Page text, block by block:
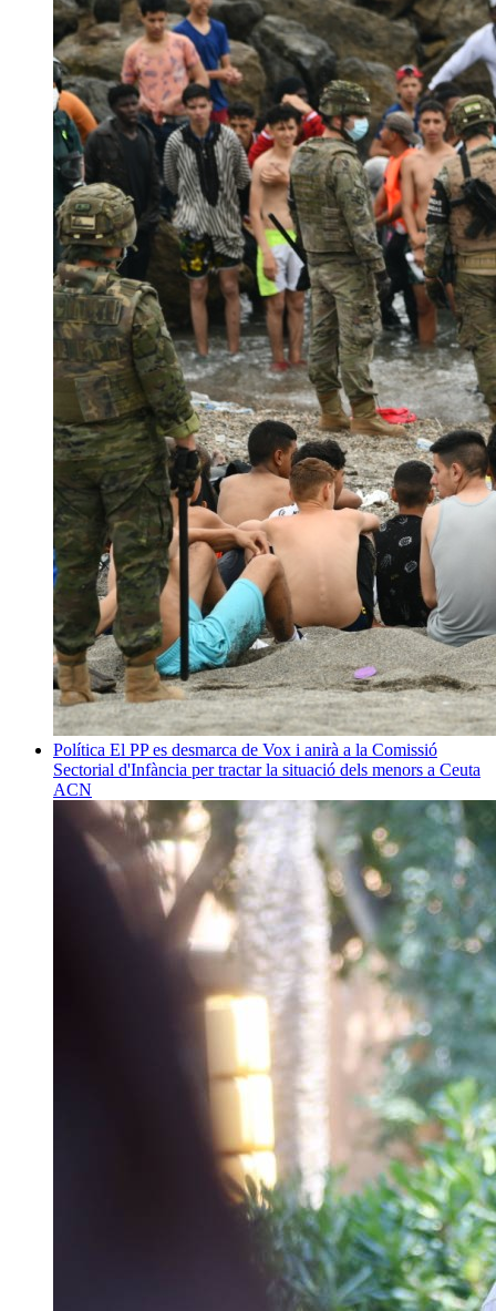
Política El PP es desmarca de Vox i anirà a la Comissió
Sectorial d'Infància per tractar la situació dels menors a Ceuta
ACN